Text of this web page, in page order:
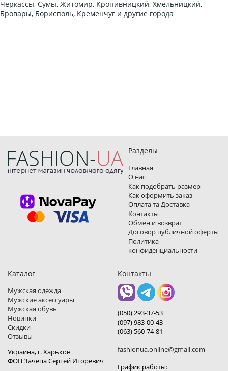
Черкассы, Сумы, Житомир, Кропивницкий, Хмельницкий,
Бровары, Борисполь, Кременчуг и другие города
Разделы
Главная
О нас
Как подобрать размер
Как оформить заказ
Оплата та Доставка
Контакты
Обмен и возврат
Договор публичной оферты
Политика
конфиденциальности
Каталог
Мужская одежда
Мужские аксессуары
Мужская обувь
Новинки
Скидки
Отзывы
Украина, г. Харьков
ФОП Зачепа Сергей Игоревич
Контакты
(050) 293-37-53
(097) 983-00-43
(063) 560-74-81
fashionua.online@gmail.com
График работы: